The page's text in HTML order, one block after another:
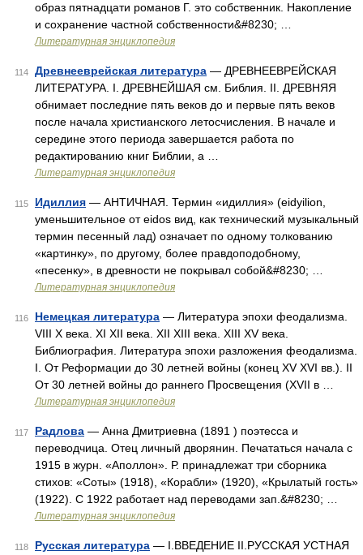
образ пятнадцати романов Г. это собственник. Накопление
и сохранение частной собственности&#8230; …
Литературная энциклопедия
114 Древнееврейская литература — ДРЕВНЕЕВРЕЙСКАЯ
ЛИТЕРАТУРА. I. ДРЕВНЕЙШАЯ см. Библия. II. ДРЕВНЯЯ
обнимает последние пять веков до и первые пять веков
после начала христианского летосчисления. В начале и
середине этого периода завершается работа по
редактированию книг Библии, а …
Литературная энциклопедия
115 Идиллия — АНТИЧНАЯ. Термин «идиллия» (eidyilion,
уменьшительное от eidos вид, как технический музыкальный
термин песенный лад) означает по одному толкованию
«картинку», по другому, более правдоподобному,
«песенку», в древности не покрывал собой&#8230; …
Литературная энциклопедия
116 Немецкая литература — Литература эпохи феодализма.
VIII X века. XI XII века. XII XIII века. XIII XV века.
Библиография. Литература эпохи разложения феодализма.
I. От Реформации до 30 летней войны (конец XV XVI вв.). II
От 30 летней войны до раннего Просвещения (XVII в …
Литературная энциклопедия
117 Радлова — Анна Дмитриевна (1891 ) поэтесса и
переводчица. Отец личный дворянин. Печататься начала с
1915 в журн. «Аполлон». Р. принадлежат три сборника
стихов: «Соты» (1918), «Корабли» (1920), «Крылатый гость»
(1922). С 1922 работает над переводами зап.&#8230; …
Литературная энциклопедия
118 Русская литература — I.ВВЕДЕНИЕ II.РУССКАЯ УСТНАЯ